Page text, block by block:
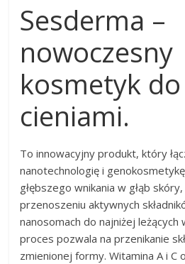
Sesderma –
nowoczesny
kosmetyk
cieniami.
To innowacyjny produkt, który
nanotechnologię i
głębszego wnikania w głąb
przenoszeniu aktywnych
nanosomach do najniżej leżących
proces pozwala na przenikanie
zmienionej formy. Witamina A i C